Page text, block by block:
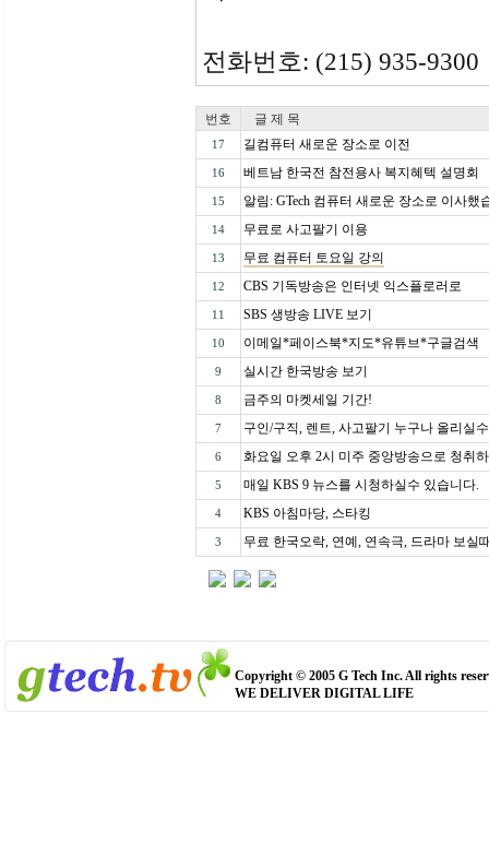
전화번호: (215) 935-9300
번호 글 제 목
17 길컴퓨터 새로운 장소로 이전
16 베트남 한국전 참전용사 복지혜텍 설명회
15 알림: GTech 컴퓨터 새로운 장소로 이사했
14 무료로 사고팔기 이용
13 무료 컴퓨터 토요일 강의
12 CBS 기독방송은 인터넷 익스플로러로
11 SBS 생방송 LIVE 보기
10 이메일*페이스북*지도*유튜브*구글검색
9 실시간 한국방송 보기
8 금주의 마켓세일 기간!
7 구인/구직, 렌트, 사고팔기 누구나 올리실
6 화요일 오후 2시 미주 중앙방송으로 청취
5 매일 KBS 9 뉴스를 시청하실수 있습니다.
4 KBS 아침마당, 스타킹
3 무료 한국오락, 연예, 연속극, 드라마 보실
Copyright © 2005 G Tech Inc. All rights
WE DELIVER DIGITAL LIFE